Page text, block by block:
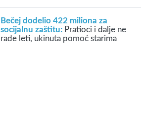
Bečej dodelio 422 miliona za
socijalnu zaštitu: Pratioci i dalje ne
rade leti, ukinuta pomoć starima